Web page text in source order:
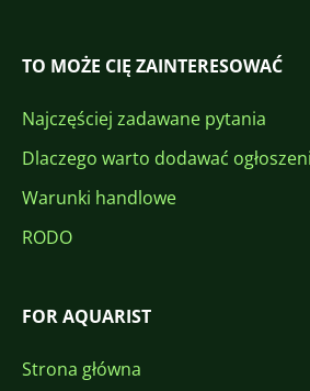
TO MOŻE CIĘ ZAINTERESOWAĆ
Najczęściej zadawane pytania
Dlaczego warto dodawać
Warunki handlowe
RODO
FOR AQUARIST
Strona główna